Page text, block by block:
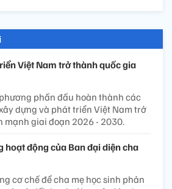
Việt Nam trở thành quốc gia
phấn đấu hoàn thành các
dựng và phát triển Việt Nam trở
mạnh giai đoạn 2026 - 2030.
hoạt động của Ban đại diện cha
cơ chế để cha mẹ học sinh phản